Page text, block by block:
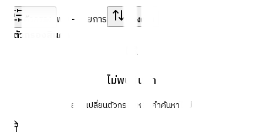
ตัวกรอง พบ - รายการ เรียงตาม
ตัวกรองสินค้า
ไม่พบสินค้า
ลองเปลี่ยนตัวกรองหรือคำค้นหาใหม่